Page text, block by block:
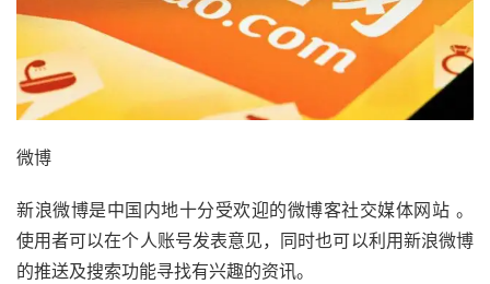
微博
新浪微博是中国内地十分受欢迎的微博客社交媒体网站 。
使用者可以在个人账号发表意见，同时也可以利用新浪微博
的推送及搜索功能寻找有兴趣的资讯。